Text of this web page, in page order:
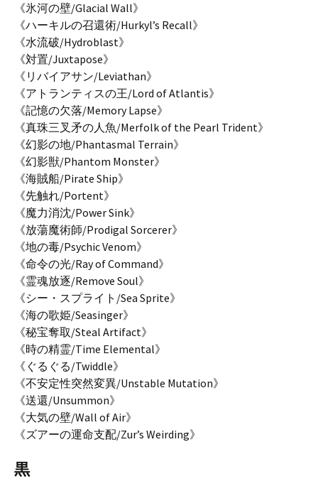
《氷河の壁/Glacial Wall》
《ハーキルの召還術/Hurkyl’s Recall》
《水流破/Hydroblast》
《対置/Juxtapose》
《リバイアサン/Leviathan》
《アトランティスの王/Lord of Atlantis》
《記憶の欠落/Memory Lapse》
《真珠三叉矛の人魚/Merfolk of the Pearl Trident》
《幻影の地/Phantasmal Terrain》
《幻影獣/Phantom Monster》
《海賊船/Pirate Ship》
《先触れ/Portent》
《魔力消沈/Power Sink》
《放蕩魔術師/Prodigal Sorcerer》
《地の毒/Psychic Venom》
《命令の光/Ray of Command》
《霊魂放逐/Remove Soul》
《シー・スプライト/Sea Sprite》
《海の歌姫/Seasinger》
《秘宝奪取/Steal Artifact》
《時の精霊/Time Elemental》
《ぐるぐる/Twiddle》
《不安定性突然変異/Unstable Mutation》
《送還/Unsummon》
《大気の壁/Wall of Air》
《ズアーの運命支配/Zur’s Weirding》
黒